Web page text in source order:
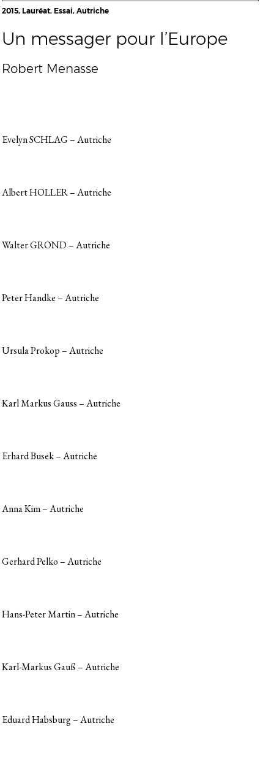
2015, Lauréat, Essai, Autriche
Un messager pour l’Europe
Robert Menasse
Evelyn SCHLAG – Autriche
Albert HOLLER – Autriche
Walter GROND – Autriche
Peter Handke – Autriche
Ursula Prokop – Autriche
Karl Markus Gauss – Autriche
Erhard Busek – Autriche
Anna Kim – Autriche
Gerhard Pelko – Autriche
Hans-Peter Martin – Autriche
Karl-Markus Gauß – Autriche
Eduard Habsburg – Autriche